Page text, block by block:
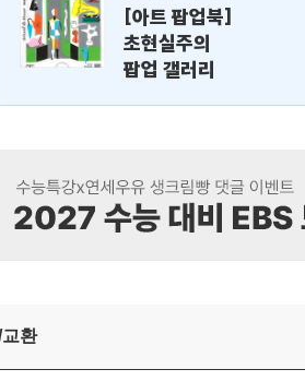
[아트 팝업북]
초현실주의
팝업 갤러리
환